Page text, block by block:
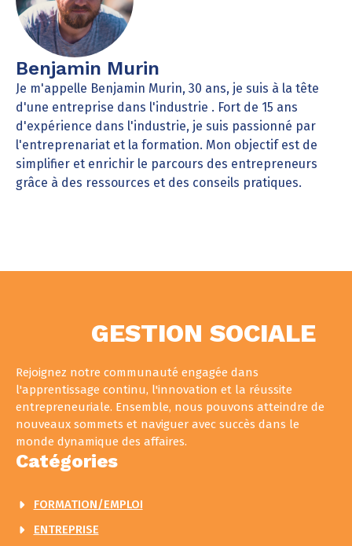
Benjamin Murin
Je m'appelle Benjamin Murin, 30 ans, je suis à la tête
d'une entreprise dans l'industrie . Fort de 15 ans
d'expérience dans l'industrie, je suis passionné par
l'entreprenariat et la formation. Mon objectif est de
simplifier et enrichir le parcours des entrepreneurs
grâce à des ressources et des conseils pratiques.
GESTION SOCIALE
Rejoignez notre communauté engagée dans
l'apprentissage continu, l'innovation et la réussite
entrepreneuriale. Ensemble, nous pouvons atteindre de
nouveaux sommets et naviguer avec succès dans le
monde dynamique des affaires.
Catégories
FORMATION/EMPLOI
ENTREPRISE